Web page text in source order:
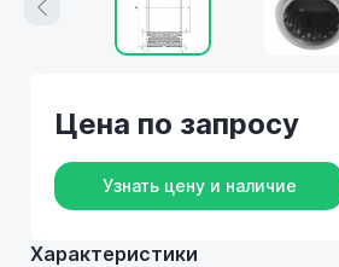
Характеристики
Цена по запросу
Узнать цену и наличие